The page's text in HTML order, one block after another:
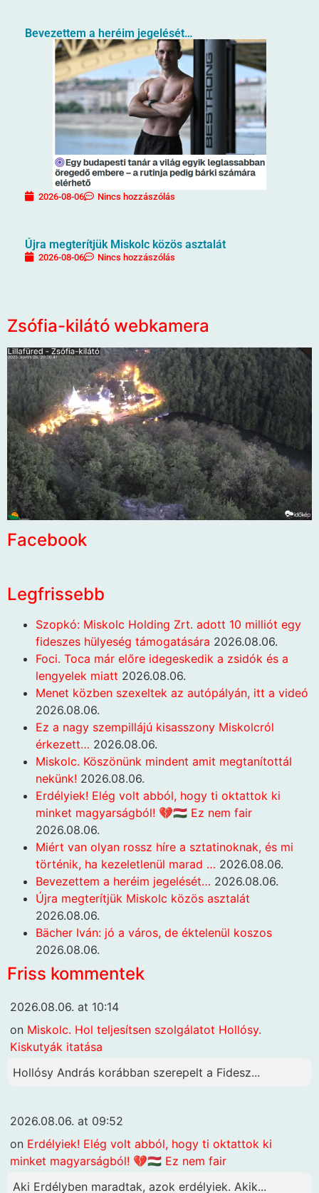
Bevezettem a heréim jegelését…
2026-08-06 Nincs hozzászólás
Újra megterítjük Miskolc közös asztalát
2026-08-06 Nincs hozzászólás
Zsófia-kilátó webkamera
Facebook
Legfrissebb
Szopkó: Miskolc Holding Zrt. adott 10 milliót egy
fideszes hülyeség támogatására 2026.08.06.
Foci. Toca már előre idegeskedik a zsidók és a
lengyelek miatt 2026.08.06.
Menet közben szexeltek az autópályán, itt a videó
2026.08.06.
Ez a nagy szempillájú kisasszony Miskolcról
érkezett… 2026.08.06.
Miskolc. Köszönünk mindent amit megtanítottál
nekünk! 2026.08.06.
Erdélyiek! Elég volt abból, hogy ti oktattok ki
minket magyarságból! 💔🇭🇺 Ez nem fair
2026.08.06.
Miért van olyan rossz híre a sztatinoknak, és mi
történik, ha kezeletlenül marad … 2026.08.06.
Bevezettem a heréim jegelését… 2026.08.06.
Újra megterítjük Miskolc közös asztalát
2026.08.06.
Bächer Iván: jó a város, de éktelenül koszos
2026.08.06.
Friss kommentek
2026.08.06. at 10:14
on Miskolc. Hol teljesítsen szolgálatot Hollósy.
Kiskutyák itatása
Hollósy András korábban szerepelt a Fidesz...
2026.08.06. at 09:52
on Erdélyiek! Elég volt abból, hogy ti oktattok ki
minket magyarságból! 💔🇭🇺 Ez nem fair
Aki Erdélyben maradtak, azok erdélyiek. Akik...